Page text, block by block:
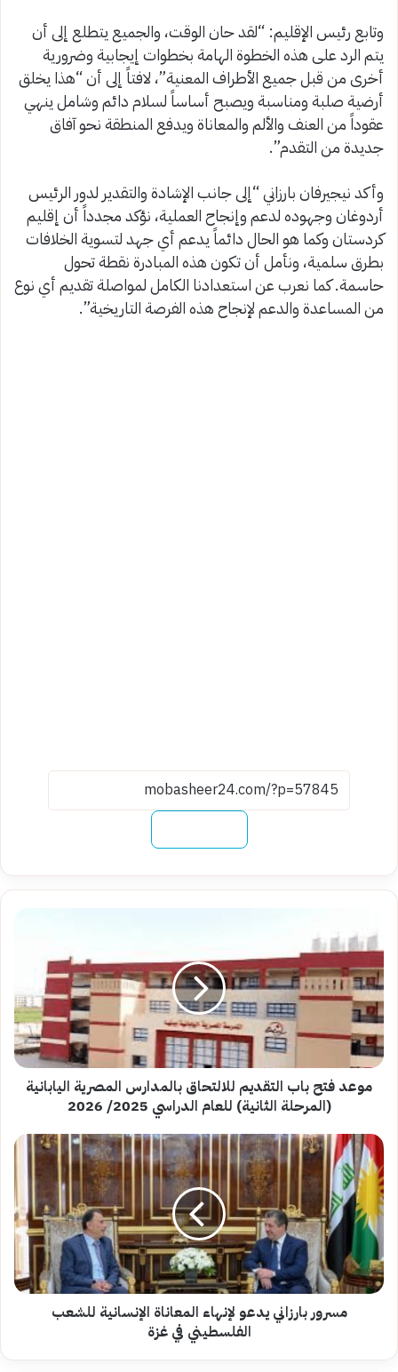
وتابع رئيس الإقليم: “لقد حان الوقت، والجميع يتطلع إلى أن
يتم الرد على هذه الخطوة الهامة بخطوات إيجابية وضرورية
أخرى من قبل جميع الأطراف المعنية”، لافتاً إلى أن “هذا يخلق
أرضية صلبة ومناسبة ويصبح أساساً لسلام دائم وشامل ينهي
عقوداً من العنف والألم والمعاناة ويدفع المنطقة نحو آفاق
جديدة من التقدم”.
وأكد نيجيرفان بارزاني “إلى جانب الإشادة والتقدير لدور الرئيس
أردوغان وجهوده لدعم وإنجاح العملية، نؤكد مجدداً أن إقليم
كردستان وكما هو الحال دائماً يدعم أي جهد لتسوية الخلافات
بطرق سلمية، ونأمل أن تكون هذه المبادرة نقطة تحول
حاسمة. كما نعرب عن استعدادنا الكامل لمواصلة تقديم أي نوع
من المساعدة والدعم لإنجاح هذه الفرصة التاريخية”.
فتح
باب
التقديم
للالتحاق
بالمدارس
المصرية
اليابانية
(المرحلة
الثانية)
2025/
2026
موعد فتح باب التقديم للالتحاق بالمدارس المصرية اليابانية
(المرحلة الثانية) للعام الدراسي 2025/ 2026
مسرور
بارزاني
يدعو
لإنهاء
المعاناة
الإنسانية
للشعب
الفلسطيني
في
مسرور بارزاني يدعو لإنهاء المعاناة الإنسانية للشعب
الفلسطيني في غزة